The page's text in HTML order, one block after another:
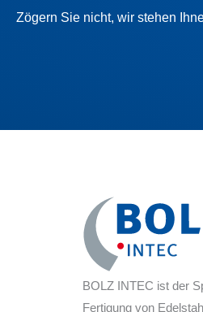
Zögern Sie nicht, wir stehen
BOLZ INTEC ist der
Fertigung von